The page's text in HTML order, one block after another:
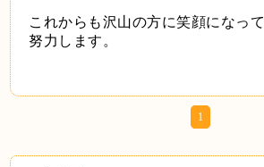
これからも沢山の方に笑顔になっ
努力します。
1